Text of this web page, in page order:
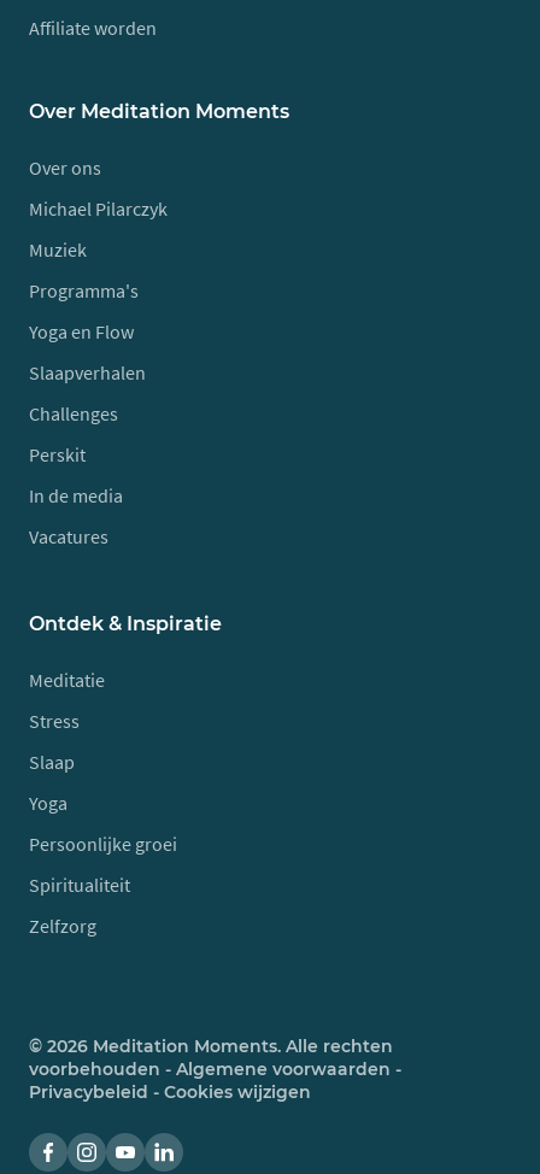
Affiliate worden
Over Meditation Moments
Over ons
Michael Pilarczyk
Muziek
Programma's
Yoga en Flow
Slaapverhalen
Challenges
Perskit
In de media
Vacatures
Ontdek & Inspiratie
Meditatie
Stress
Slaap
Yoga
Persoonlijke groei
Spiritualiteit
Zelfzorg
© 2026 Meditation Moments. Alle rechten
voorbehouden - Algemene voorwaarden -
Privacybeleid - Cookies wijzigen